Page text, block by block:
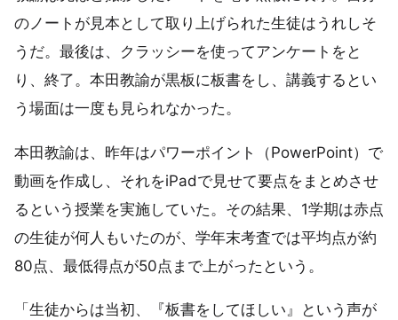
のノートが見本として取り上げられた生徒はうれしそ
うだ。最後は、クラッシーを使ってアンケートをと
り、終了。本田教諭が黒板に板書をし、講義するとい
う場面は一度も見られなかった。
本田教諭は、昨年はパワーポイント（PowerPoint）で
動画を作成し、それをiPadで見せて要点をまとめさせ
るという授業を実施していた。その結果、1学期は赤点
の生徒が何人もいたのが、学年末考査では平均点が約
80点、最低得点が50点まで上がったという。
「生徒からは当初、『板書をしてほしい』という声が